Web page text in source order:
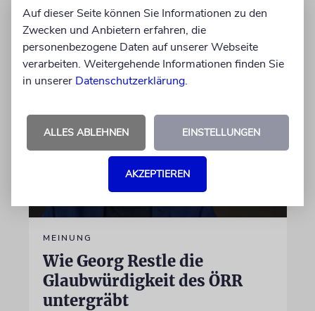
07.08.2026
MEINUNG
Wie Georg Restle die
Glaubwürdigkeit des ÖRR
untergräbt
Auf dieser Seite können Sie Informationen zu den
Zwecken und Anbietern erfahren, die
personenbezogene Daten auf unserer Webseite
verarbeiten. Weitergehende Informationen finden Sie
in unserer Datenschutzerklärung.
ALLES ABLEHNEN EINSTELLUNGEN
AKZEPTIEREN